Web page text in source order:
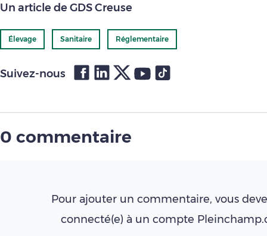
Un article de GDS Creuse
Élevage Sanitaire Réglementaire
Suivez-nous
0 commentaire
Pour ajouter un commentaire, vous
connecté(e) à un compte